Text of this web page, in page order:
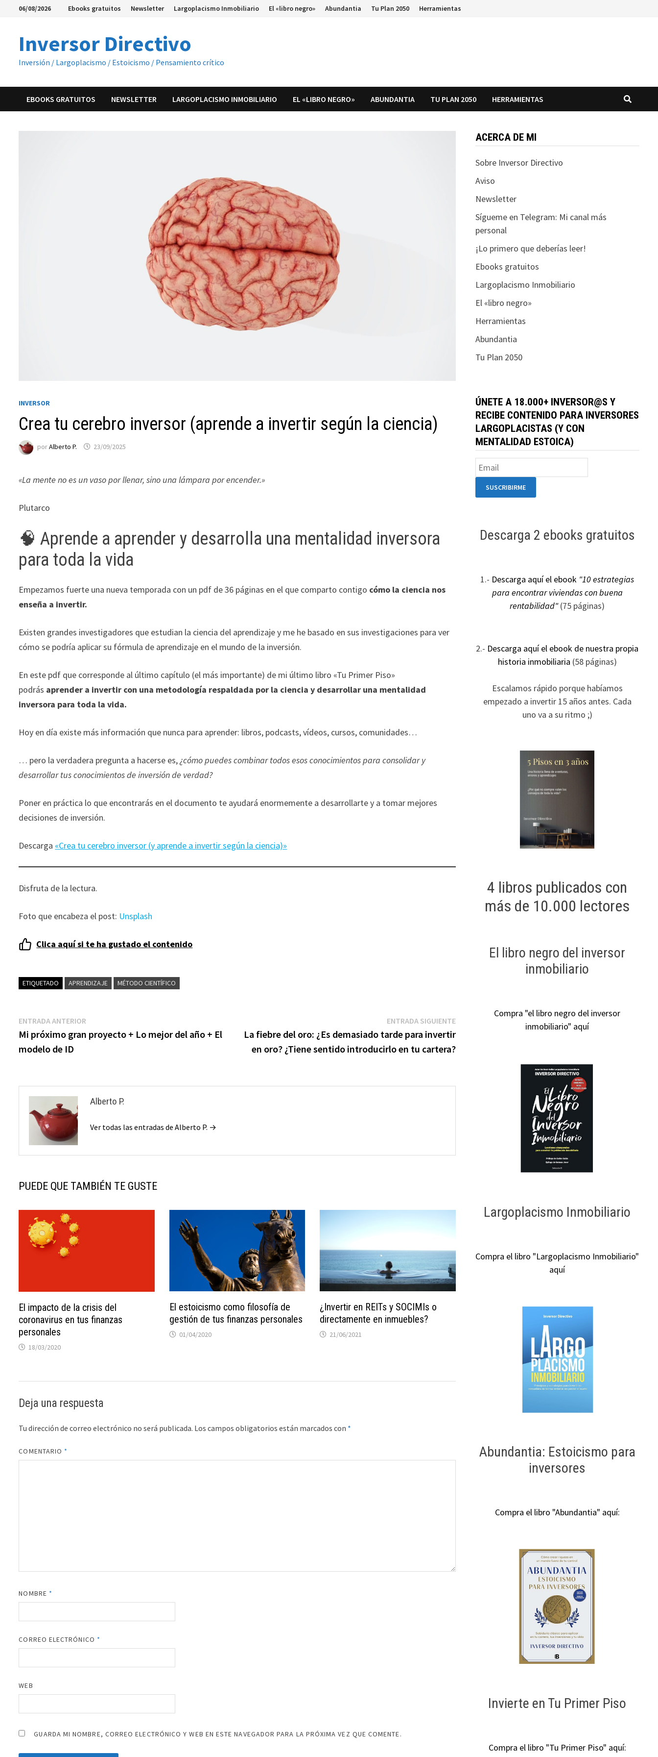
Saltar06/08/2026 Ebooks gratuitos Newsletter Largoplacismo Inmobiliario El «libro negro» Abundantia Tu Plan 2050 Herramientas
Inversor Directivo
Inversión / Largoplacismo / Estoicismo / Pensamiento crítico
EBOOKS GRATUITOS NEWSLETTER LARGOPLACISMO INMOBILIARIO EL «LIBRO NEGRO» ABUNDANTIA TU PLAN 2050 HERRAMIENTAS
INVERSOR
Crea tu cerebro inversor (aprende a invertir según la ciencia)
porAlberto P. 23/09/2025
«La mente no es un vaso por llenar, sino una lámpara por encender.»
Plutarco
🧠 Aprende a aprender y desarrolla una mentalidad inversora
para toda la vida
Empezamos fuerte una nueva temporada con un pdf de 36 páginas en el que comparto contigo cómo la ciencia nos
enseña a invertir.
Existen grandes investigadores que estudian la ciencia del aprendizaje y me he basado en sus investigaciones para ver
cómo se podría aplicar su fórmula de aprendizaje en el mundo de la inversión.
En este pdf que corresponde al último capítulo (el más importante) de mi último libro «Tu Primer Piso»
podrás aprender a invertir con una metodología respaldada por la ciencia y desarrollar una mentalidad
inversora para toda la vida.
Hoy en día existe más información que nunca para aprender: libros, podcasts, vídeos, cursos, comunidades…
… pero la verdadera pregunta a hacerse es,¿cómo puedes combinar todos esos conocimientos para consolidar y
desarrollar tus conocimientos de inversión de verdad?
Poner en práctica lo que encontrarás en el documento te ayudará enormemente a desarrollarte y a tomar mejores
decisiones de inversión.
Descarga «Crea tu cerebro inversor (y aprende a invertir según la ciencia)»
Disfruta de la lectura.
Foto que encabeza el post: Unsplash
Clica aquí si te ha gustado el contenido
ETIQUETADO APRENDIZAJE MÉTODO CIENTÍFICO
Navegación
de
ENTRADA ANTERIOR
anterior:
Mi próximo gran proyecto + Lo mejor del año + El
modelo de ID
ENTRADA SIGUIENTEEntrada
siguiente:
La fiebre del oro: ¿Es demasiado tarde para invertir
en oro? ¿Tiene sentido introducirlo en tu cartera?
Alberto P.
Ver todas las entradas de Alberto P. →
PUEDE QUE TAMBIÉN TE GUSTE
El impacto de la crisis del
coronavirus en tus finanzas
personales
18/03/2020
El estoicismo como filosofía de
gestión de tus finanzas personales
01/04/2020
¿Invertir en REITs y SOCIMIs o
directamente en inmuebles?
21/06/2021
Deja una respuesta
Tu dirección de correo electrónico no será publicada. Los campos obligatorios están marcados con *
COMENTARIO *
NOMBRE *
CORREO ELECTRÓNICO *
WEB
GUARDA MI NOMBRE, CORREO ELECTRÓNICO Y WEB EN ESTE NAVEGADOR PARA LA PRÓXIMA VEZ QUE COMENTE.
ACERCA DE MI
Sobre Inversor Directivo
Aviso
Newsletter
Sígueme en Telegram: Mi canal más
personal
¡Lo primero que deberías leer!
Ebooks gratuitos
Largoplacismo Inmobiliario
El «libro negro»
Herramientas
Abundantia
Tu Plan 2050
ÚNETE A 18.000+ INVERSOR@S Y
RECIBE CONTENIDO PARA INVERSORES
LARGOPLACISTAS (Y CON
MENTALIDAD ESTOICA)
Descarga 2 ebooks gratuitos
1.- Descarga aquí el ebook "10 estrategias
para encontrar viviendas con buena
rentabilidad"(75 páginas)
2.- Descarga aquí el ebook de nuestra propia
historia inmobiliaria (58 páginas)
Escalamos rápido porque habíamos
empezado a invertir 15 años antes. Cada
uno va a su ritmo ;)
4 libros publicados con
más de 10.000 lectores
El libro negro del inversor
inmobiliario
Compra "el libro negro del inversor
inmobiliario" aquí
Largoplacismo Inmobiliario
Compra el libro "Largoplacismo Inmobiliario"
aquí
Abundantia: Estoicismo para
inversores
Compra el libro "Abundantia" aquí:
Invierte en Tu Primer Piso
Compra el libro "Tu Primer Piso" aquí:
Son
necesarias
para que
funcione la
web.
podamos
funcionalidad
y estructura
de la web, en
base a cómo
nuestra web
funcione lo
visita. Si
rechaza estas
cookies,
desaparecerán
intereses y
comportamiento
aumentas la
ofertas